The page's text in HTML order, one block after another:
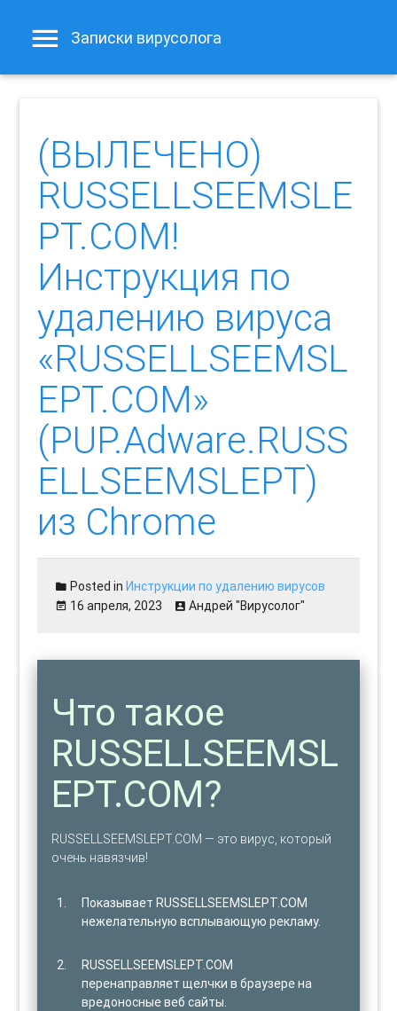
Записки вирусолога
(ВЫЛЕЧЕНО)
RUSSELLSEEMSLE
PT.COM!
Инструкция по
удалению вируса
«RUSSELLSEEMSL
EPT.COM»
(PUP.Adware.RUSS
ELLSEEMSLEPT)
из Chrome
Posted inИнструкции по удалению вирусов
16 апреля, 2023
Андрей "Вирусолог"
Что такое
RUSSELLSEEMSL
EPT.COM?
RUSSELLSEEMSLEPT.COM — это вирус, который
очень навязчив!
Показывает RUSSELLSEEMSLEPT.COM
нежелательную всплывающую рекламу.
RUSSELLSEEMSLEPT.COM
перенаправляет щелчки в браузере на
вредоносные веб сайты.